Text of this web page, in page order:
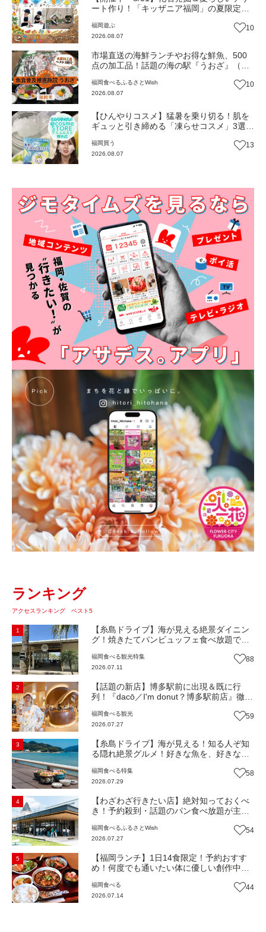
ート作り！「キッザニア福岡」の夏限定ア
福岡遊ぶ
2026.08.07
10
市場直送の海鮮ランチやお得な鮮魚、500
点の加工品！話題の海の駅『うおざ』（福
福岡食べる ふるさとWish
2026.08.07
10
【ひんやりコスメ】猛暑を乗り切る！肌を
ギュッと引き締める「凍らせコスメ」3選
福岡 買う
2026.08.07
13
ランキング
アクセスランキング ベスト5
1
【糸島ドライブ】海が見える絶景ダイニン
グ！焼きたてパンビュッフェ食べ放題で大
Beach Cafe』（福岡・糸島市）【まち歩
き】
福岡食べる観光特集
2026.07.11
88
2
【話題の新店】博多駅前に出現＆既に行
列！『dacō／I'm donut？博多駅前店』徹底
しみ方＆イチオシメニューも紹介！（福岡
市博多区）【まち歩き】
福岡食べる観光
2026.07.27
59
3
【糸島ドライブ】海が見える！知る人ぞ知
る隠れ絶景グルメ！好きな魚を、好きなだ
堂』（福岡市西区）【まち歩き】
福岡食べる特集
2026.07.29
58
4
【わざわざ行きたい店】絶対知っておくべ
き！予約殺到・話題のパン食べ放題が主
『bound garden』（福岡・新宮町）【まち
歩き】
福岡食べるふるさとWish
2026.07.27
54
5
【福岡ランチ】1日14食限定！予約おすす
め！何度でも通いたい体に優しい創作中華
【まち歩き】
福岡食べる
2026.07.14
44